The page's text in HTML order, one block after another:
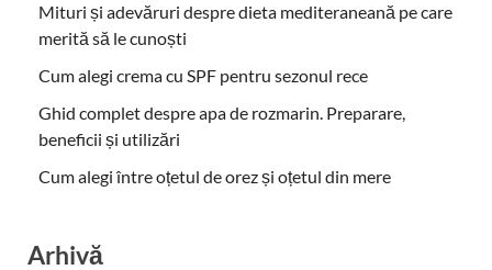
Mituri și adevăruri despre dieta mediteraneană pe care
merită să le cunoști
Cum alegi crema cu SPF pentru sezonul rece
Ghid complet despre apa de rozmarin. Preparare,
beneficii și utilizări
Cum alegi între oțetul de orez și oțetul din mere
Arhivă